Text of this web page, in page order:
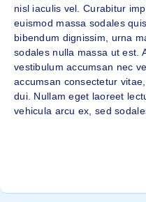
nisl iaculis vel. Curabitur
euismod massa sodales
bibendum dignissim, urna
sodales nulla massa ut est.
vestibulum accumsan nec
accumsan consectetur
dui. Nullam eget laoreet
vehicula arcu ex, sed